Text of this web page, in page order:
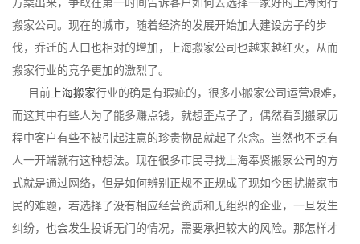
方案出来，争取在第一时间告诉客户如何去选择一家好的上海闵行
搬家公司。现在的城市，随着经济的发展开始加大建设房子的步
伐，乔迁的人口也相对的增加，上海搬家公司也越来越红火，从而
搬家行业的竞争更加的激烈了。
目前 上海搬家行业的确是有瑕疵的，很多小搬家公司运营艰难，
而这其中有些人为了能多赚点钱，就想歪点子了，偶然看到搬家历
程中客户有些不被引起注意的珍贵物品就起了杂念。当然也不乏有
人一开端就有这种想法。现在很多市民寻找上海奉贤搬家公司的方
式就是通过网络，但是如何辨别正规不正规成了现如今困扰搬家市
民的难题，若选择了没有相应经营资质和无组织的企业，一旦发生
纠纷，也会发生投诉无门的情况，需要承担较大的风险。那怎样才